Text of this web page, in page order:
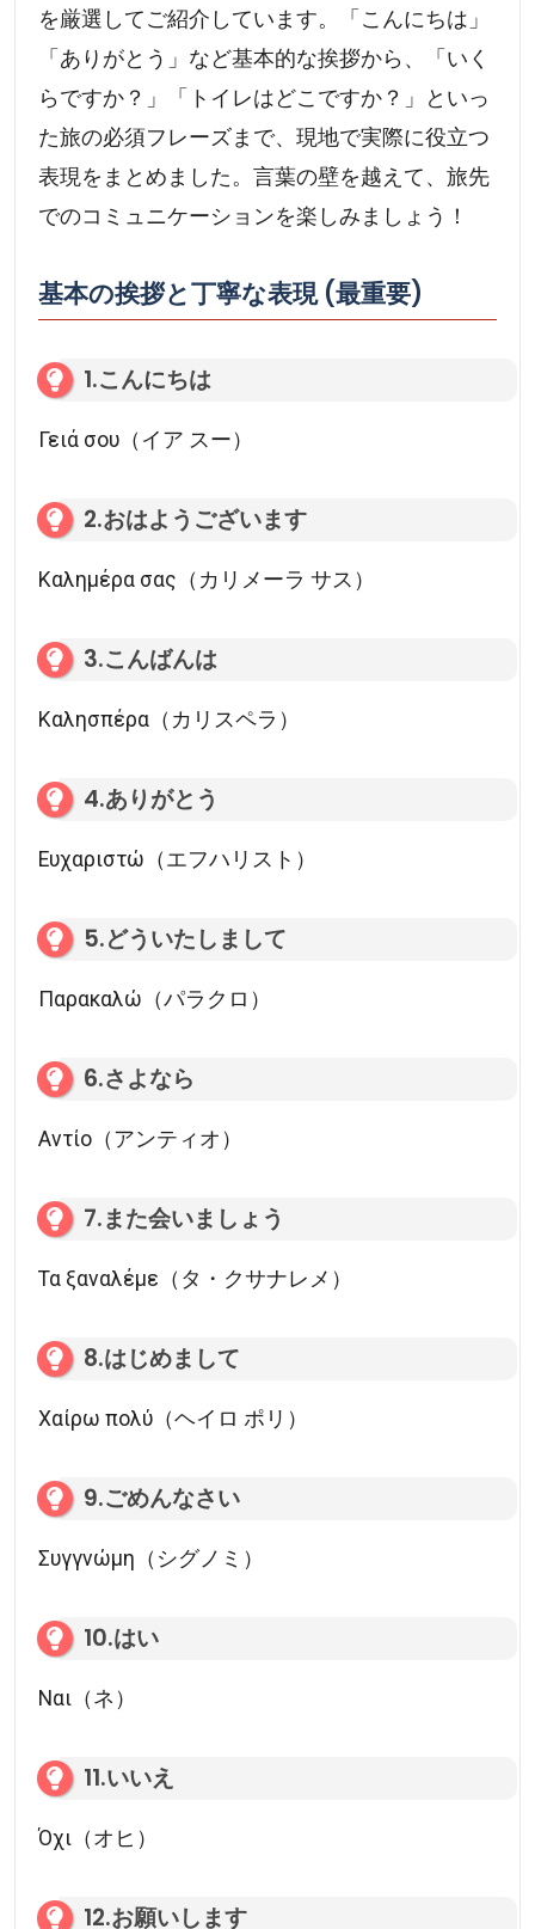
を厳選してご紹介しています。「こんにちは」
「ありがとう」など基本的な挨拶から、「いく
らですか？」「トイレはどこですか？」といっ
た旅の必須フレーズまで、現地で実際に役立つ
表現をまとめました。言葉の壁を越えて、旅先
でのコミュニケーションを楽しみましょう！
基本の挨拶と丁寧な表現 (最重要)
1.こんにちは
Γειά σου（イア スー）
2.おはようございます
Καλημέρα σας（カリメーラ サス）
3.こんばんは
Καλησπέρα（カリスペラ）
4.ありがとう
Ευχαριστώ（エフハリスト）
5.どういたしまして
Παρακαλώ（パラクロ）
6.さよなら
Αντίο（アンティオ）
7.また会いましょう
Τα ξαναλέμε（タ・クサナレメ）
8.はじめまして
Χαίρω πολύ（ヘイロ ポリ）
9.ごめんなさい
Συγγνώμη（シグノミ）
10.はい
Ναι（ネ）
11.いいえ
Όχι（オヒ）
12.お願いします